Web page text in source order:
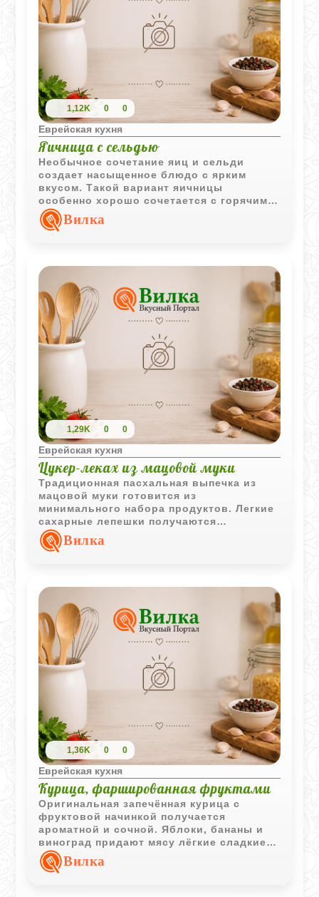
1,12K 0 0
Еврейская кухня
Яичница с сельдью
Необычное сочетание яиц и сельди
создает насыщенное блюдо с ярким
вкусом. Такой вариант яичницы
особенно хорошо сочетается с горячим
отварным картофелем и подходит для
сытного домашнего обеда.
Вилка
1,29K 0 0
Еврейская кухня
Цукер-леках из мацовой муки
Традиционная пасхальная выпечка из
мацовой муки готовится из
минимального набора продуктов. Легкие
сахарные лепешки получаются
воздушными и хорошо подходят к чаю
или кофе.
Вилка
1,36K 0 0
Еврейская кухня
Курица, фаршированная фруктами
Оригинальная запечённая курица с
фруктовой начинкой получается
ароматной и сочной. Яблоки, бананы и
виноград придают мясу лёгкие сладкие
нотки и делают блюдо особенно
интересным для праздничного стола.
Вилка